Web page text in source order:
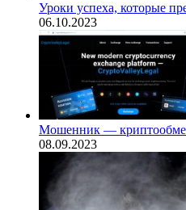
​Уроки успеха, которые
06.10.2023
Мошенник —
08.09.2023